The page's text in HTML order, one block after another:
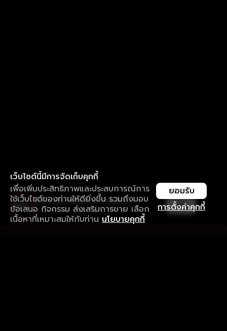
เว็บไซต์นี้มีการจัดเก็บคุกกี้
เพื่อเพิ่มประสิทธิภาพและประสบการณ์การ
ใช้เว็บไซต์ของท่านให้ดียิ่งขึ้น รวมถึงมอบ
ข้อเสนอ กิจกรรม ส่งเสริมการขาย เลือก
เนื้อหาที่เหมาะสมให้กับท่าน นโยบายคุกกี้
การตั้งค่าคุกกี้
ยอมรับ
ใช้งานแอป ลื่นไหลกว่า ไม่มีสะดุด
ดาวน์โหลดแอปเพื่อการรับชมที่ดีกว่า เปิด